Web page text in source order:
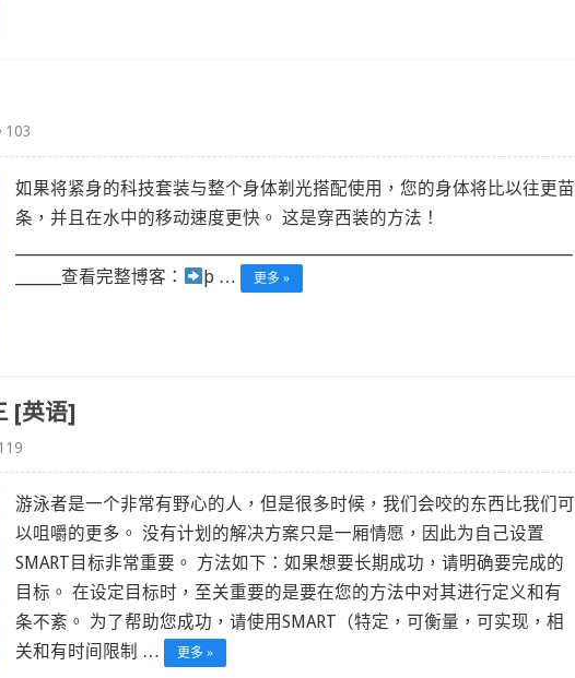
103
如果将紧身的科技套装与整个身体剃光搭配使用，您的身体将比以往更苗
条，并且在水中的移动速度更快。 这是穿西装的方法！
_______查看完整博客：
þ … 更多 »
[英语]
游泳者是一个非常有野心的人，但是很多时候，我们会咬的东西比我们可
以咀嚼的更多。 没有计划的解决方案只是一厢情愿，因此为自己设置
SMART目标非常重要。 方法如下：如果想要长期成功，请明确要完成的
目标。 在设定目标时，至关重要的是要在您的方法中对其进行定义和有
条不紊。 为了帮助您成功，请使用SMART（特定，可衡量，可实现，相
关和有时间限制 …
更多 »